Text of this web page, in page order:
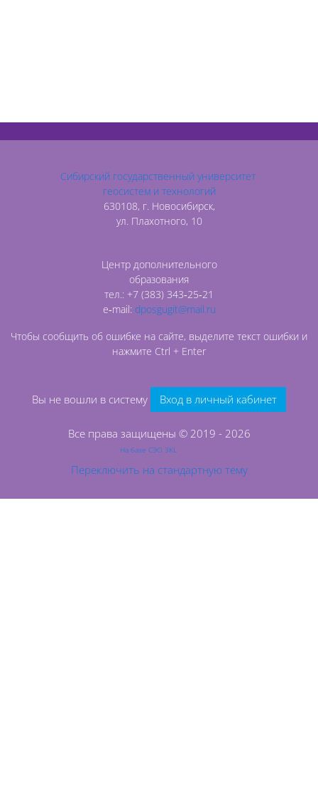
Сибирский государственный университет
геосистем и технологий
630108, г. Новосибирск,
ул. Плахотного, 10
Центр дополнительного
образования
тел.: +7 (383) 343‑25‑21
e‑mail: dposgugit@mail.ru
Чтобы сообщить об ошибке на сайте, выделите текст ошибки и
нажмите Ctrl + Enter
Вы не вошли в систему Вход в личный кабинет
Все права защищены © 2019 - 2026
На базе СЭО 3KL
Переключить на стандартную тему